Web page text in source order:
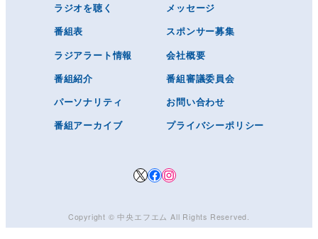
ラジオを聴く
番組表
ラジアラート情報
番組紹介
パーソナリティ
番組アーカイブ
メッセージ
スポンサー募集
会社概要
番組審議委員会
お問い合わせ
プライバシーポリシー
XFacebook
Instagram
Copyright © ️中央エフエム All Rights Reserved.